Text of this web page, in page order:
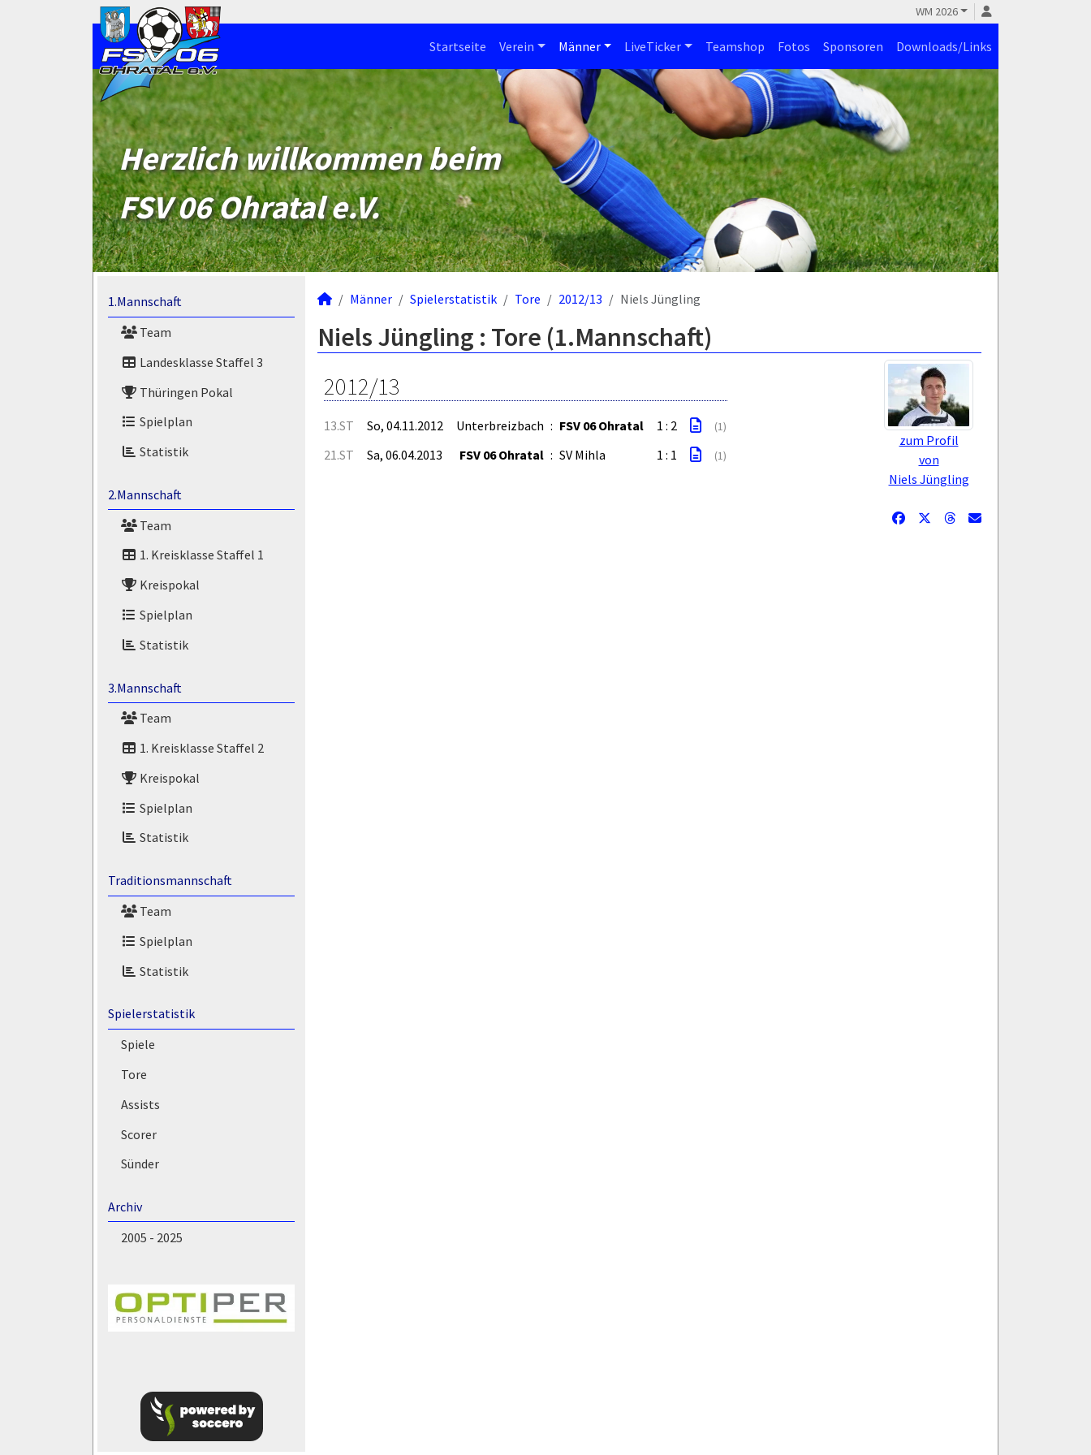
WM 2026
Startseite Verein Männer LiveTicker Teamshop Fotos Sponsoren Downloads/Links
Herzlich willkommen beim
FSV 06 Ohratal e.V.
1.Mannschaft
Team
Landesklasse Staffel 3
Thüringen Pokal
Spielplan
Statistik
2.Mannschaft
Team
1. Kreisklasse Staffel 1
Kreispokal
Spielplan
Statistik
3.Mannschaft
Team
1. Kreisklasse Staffel 2
Kreispokal
Spielplan
Statistik
Traditionsmannschaft
Team
Spielplan
Statistik
Spielerstatistik
Spiele
Tore
Assists
Scorer
Sünder
Archiv
2005 - 2025
Männer Spielerstatistik Tore 2012/13 Niels Jüngling
Niels Jüngling : Tore (1.Mannschaft)
zum Profil
von
Niels Jüngling
2012/13
13.ST So, 04.11.2012 Unterbreizbach : FSV 06 Ohratal 1 : 2 (1)
21.ST Sa, 06.04.2013 FSV 06 Ohratal : SV Mihla 1 : 1 (1)